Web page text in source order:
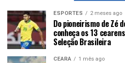
ESPORTES 2 meses ago
Do pioneirismo de Zé
conheça os 13
Seleção Brasileira
CEARÁ 1 mês ago